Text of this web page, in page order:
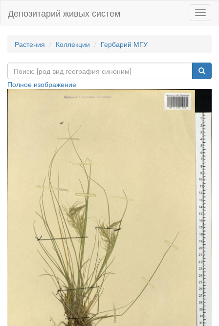
Депозитарий живых систем
Растения Коллекции Гербарий МГУ
Полное изображение